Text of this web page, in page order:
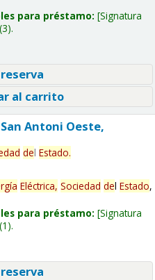
para préstamo: Signatura
(3).
al carrito
Antoni Oeste,
del Estado.
Eléctrica, Sociedad del Estado,
para préstamo: Signatura
(1).